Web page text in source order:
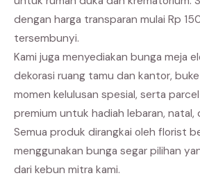
dengan harga transparan mulai Rp
tersembunyi.
Kami juga menyediakan bunga meja
dekorasi ruang tamu dan kantor,
momen kelulusan spesial, serta
premium untuk hadiah lebaran, natal,
Semua produk dirangkai oleh florist
menggunakan bunga segar pilihan
dari kebun mitra kami.